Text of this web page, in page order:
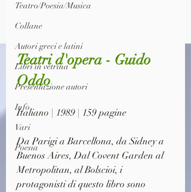
Teatro/Poesia/Musica
Collane
Autori greci e latini
Libri in vetrina
Presentazione autori
Info
Vari
Poesia
Teatri d'opera - Guido
Oddo
Italiano | 1989 | 159 pagine
Da Parigi a Barcellona, da Sidney a
Buenos Aires, Dal Covent Garden al
Metropolitan, al Bolscioi, i
protagonisti di questo libro sono